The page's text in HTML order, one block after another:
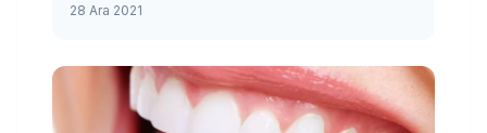
28 Ara 2021